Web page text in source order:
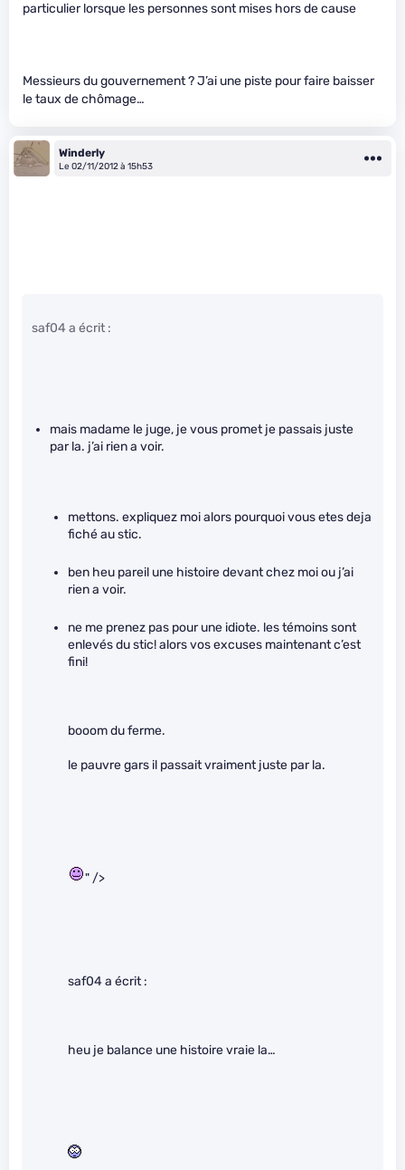
particulier lorsque les personnes sont mises hors de cause
Messieurs du gouvernement ? J’ai une piste pour faire baisser
le taux de chômage…
Winderly
Le 02/11/2012 à 15h53
saf04 a écrit :
mais madame le juge, je vous promet je passais juste
par la. j’ai rien a voir.
mettons. expliquez moi alors pourquoi vous etes deja
fiché au stic.
ben heu pareil une histoire devant chez moi ou j’ai
rien a voir.
ne me prenez pas pour une idiote. les témoins sont
enlevés du stic! alors vos excuses maintenant c’est
fini!
booom du ferme.
le pauvre gars il passait vraiment juste par la.
" />
saf04 a écrit :
heu je balance une histoire vraie la…